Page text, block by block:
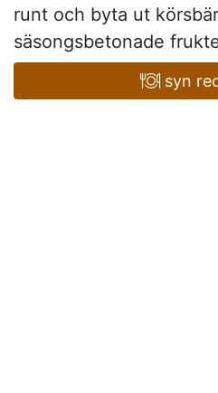
runt och byta ut
säsongsbetonade
syn